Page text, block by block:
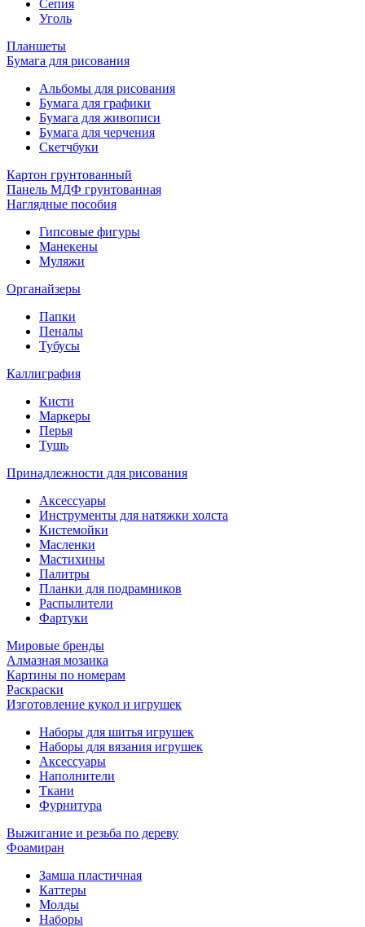
Сепия
Уголь
Планшеты
Бумага для рисования
Альбомы для рисования
Бумага для графики
Бумага для живописи
Бумага для черчения
Скетчбуки
Картон грунтованный
Панель МДФ грунтованная
Наглядные пособия
Гипсовые фигуры
Манекены
Муляжи
Органайзеры
Папки
Пеналы
Тубусы
Каллиграфия
Кисти
Маркеры
Перья
Тушь
Принадлежности для рисования
Аксессуары
Инструменты для натяжки холста
Кистемойки
Масленки
Мастихины
Палитры
Планки для подрамников
Распылители
Фартуки
Мировые бренды
Алмазная мозаика
Картины по номерам
Раскраски
Изготовление кукол и игрушек
Наборы для шитья игрушек
Наборы для вязания игрушек
Аксессуары
Наполнители
Ткани
Фурнитура
Выжигание и резьба по дереву
Фоамиран
Замша пластичная
Каттеры
Молды
Наборы